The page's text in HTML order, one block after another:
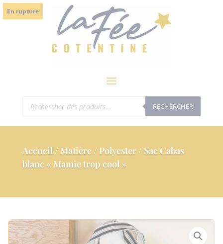
de RECHERCHER
En rupture
Accueil/ Matière/ Polyester/ Sac Cabas
blanc « Mamie trop cool »
modal-check